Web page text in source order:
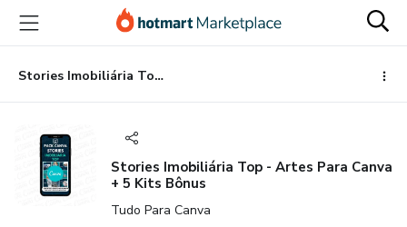
para
conteúdo
principal
para
pagamento
para
rodapé
Stories Imobiliária Top - Artes Para Canva + 5 Kits Bônus
Stories Imobiliária Top - Artes Para Canva
+ 5 Kits Bônus
Tudo Para Canva